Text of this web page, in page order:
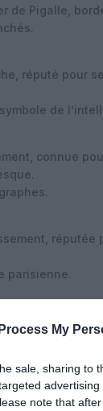
My
sale, sharing to
note that
de Pigalle,
réputé pour
de
connue
réputée
parisienne.
bordée de
à la
la richesse de
à la